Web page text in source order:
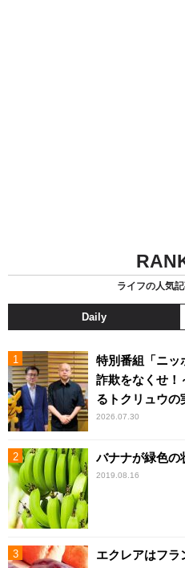
ライフの人気
Daily
特別番組「ニ
詐欺をなくせ！
るトクリュウの
2026.07.30
バナナが緑色の
2019.08.16
エクレアはフラ